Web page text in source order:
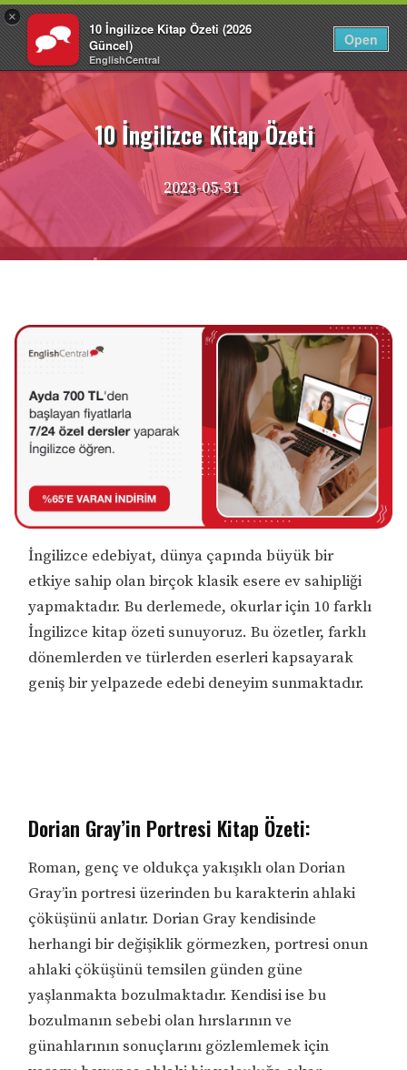
×
10 İngilizce Kitap Özeti (2026
Güncel)
EnglishCentral
Open
Giriş Yap TR
İçeriğe
atla
10 İngilizce Kitap Özeti
2023-05-31
İngilizce edebiyat, dünya çapında büyük bir
etkiye sahip olan birçok klasik esere ev sahipliği
yapmaktadır. Bu derlemede, okurlar için 10 farklı
İngilizce kitap özeti sunuyoruz. Bu özetler, farklı
dönemlerden ve türlerden eserleri kapsayarak
geniş bir yelpazede edebi deneyim sunmaktadır.
Dorian Gray’in Portresi Kitap Özeti:
Roman, genç ve oldukça yakışıklı olan Dorian
Gray’in portresi üzerinden bu karakterin ahlaki
çöküşünü anlatır. Dorian Gray kendisinde
herhangi bir değişiklik görmezken, portresi onun
ahlaki çöküşünü temsilen günden güne
yaşlanmakta bozulmaktadır. Kendisi ise bu
bozulmanın sebebi olan hırslarının ve
günahlarının sonuçlarını gözlemlemek için